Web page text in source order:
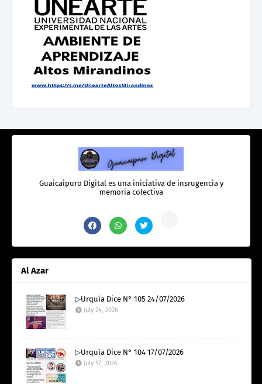
Guaicaipuro Digital es una iniciativa de insrugencia y
memoria colectiva
Al Azar
▷Urquía Dice N° 105 24/07/2026
July 24, 2026
▷Urquía Dice N° 104 17/07/2026
July 17, 2026